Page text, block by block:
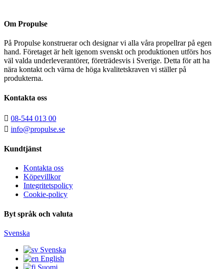
Om Propulse
På Propulse konstruerar och designar vi alla våra propellrar på egen
hand. Företaget är helt igenom svenskt och produktionen utförs hos
väl valda underleverantörer, företrädesvis i Sverige. Detta för att ha
nära kontakt och värna de höga kvalitetskraven vi ställer på
produkterna.
Kontakta oss
 08-544 013 00
 info@propulse.se
Kundtjänst
Kontakta oss
Köpevillkor
Integritetspolicy
Cookie-policy
Byt språk och valuta
Svenska
Svenska
English
Suomi